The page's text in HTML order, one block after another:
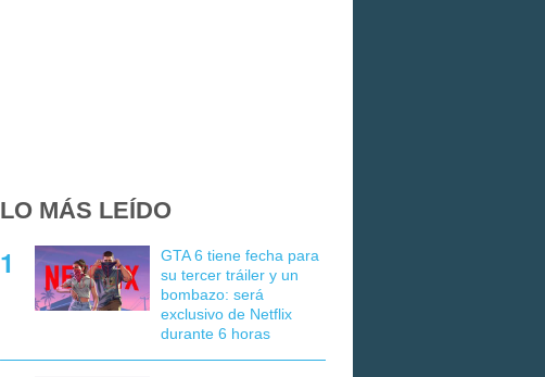
LO MÁS LEÍDO
GTA 6 tiene fecha para
su tercer tráiler y un
bombazo: será
exclusivo de Netflix
durante 6 horas